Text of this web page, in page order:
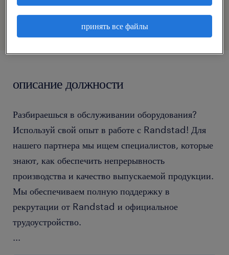
46949214
описание должности
Разбираешься в обслуживании оборудования?
Используй свой опыт в работе с Randstad! Для
нашего партнера мы ищем специалистов, которые
знают, как обеспечить непрерывность
производства и качество выпускаемой продукции.
Мы обеспечиваем полную поддержку в
рекрутации от Randstad и официальное
трудоустройство.
...
Выберите удобный для Вас способ связи: быстрый
принять все файлы